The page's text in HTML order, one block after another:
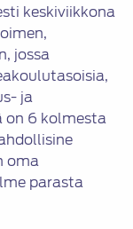
keskiviikkona
jossa
ja
on 6 kolmesta
oma
parasta